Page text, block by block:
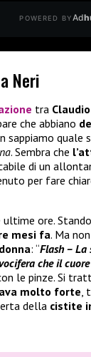
POWERED BYAd
Neri
tra
che abbiano
sappiamo quale
. Sembra che
di un
per fare
ultime ore.
mesi fa. Ma
: “Flash – La
che il
le pinze. Si
molto forte,
della cistite